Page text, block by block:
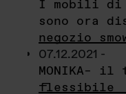
I mobili di
sono ora
negozio
07.12.2021 -
MONIKA–
flessibile